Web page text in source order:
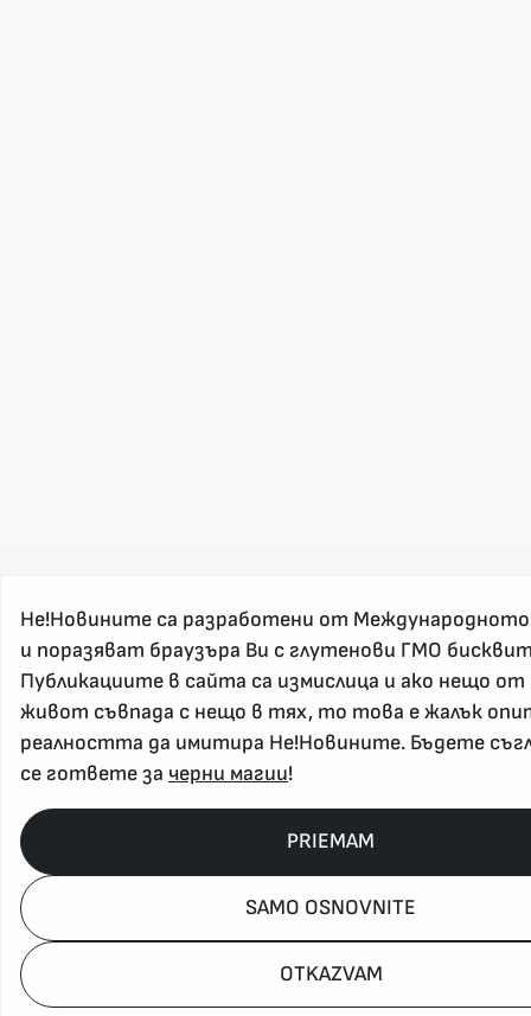
Не!Новините са разработени от
и поразяват браузъра Ви с глутенови ГМО
Публикациите в сайта са измислица и ако нещо
живот съвпада с нещо в тях, то това е жалък
реалността да имитира Не!Новините. Бъдете
се гответе за черни магии!
OTKAZVAM
SAMO OSNOVNITE
PRIEMAM